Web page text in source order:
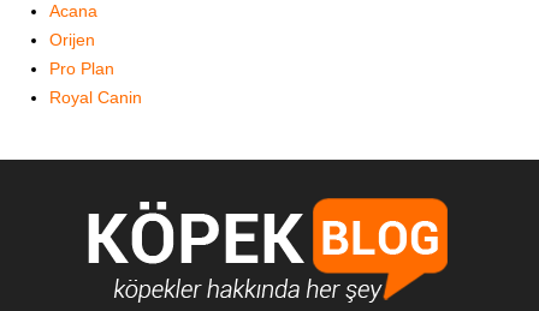
Acana
Orijen
Pro Plan
Royal Canin